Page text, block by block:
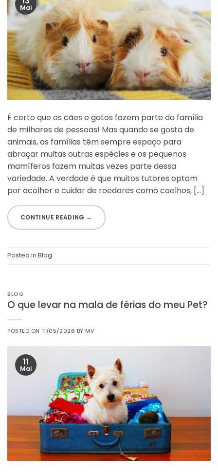
Mai
É certo que os cães e gatos fazem parte da família
de milhares de pessoas! Mas quando se gosta de
animais, as famílias têm sempre espaço para
abraçar muitas outras espécies e os pequenos
mamíferos fazem muitas vezes parte dessa
variedade. A verdade é que muitos tutores optam
por acolher e cuidar de roedores como coelhos, […]
CONTINUE READING →
Posted in Blog
BLOG
O que levar na mala de férias do meu Pet?
POSTED ON 11/05/2026 BY MV
11
Mai